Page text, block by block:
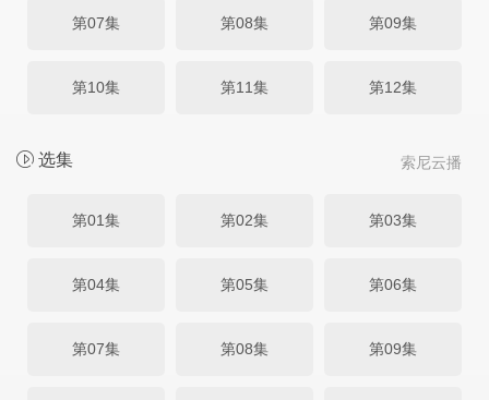
第07集 第08集 第09集
第10集 第11集 第12集
索尼云播
选集
第01集 第02集 第03集
第04集 第05集 第06集
第07集 第08集 第09集